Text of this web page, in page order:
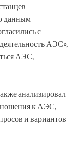
данным
с
АЭС»,
АЭС,
анализировал
к АЭС,
и вариантов